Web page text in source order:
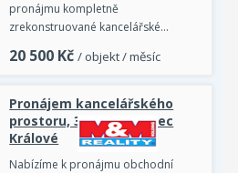
pronájmu kompletně
zrekonstruované kancelářské…
20 500 Kč / objekt / měsíc
Pronájem kancelářského
prostoru, 365 m2, Hradec
Králové
Nabízíme k pronájmu obchodní